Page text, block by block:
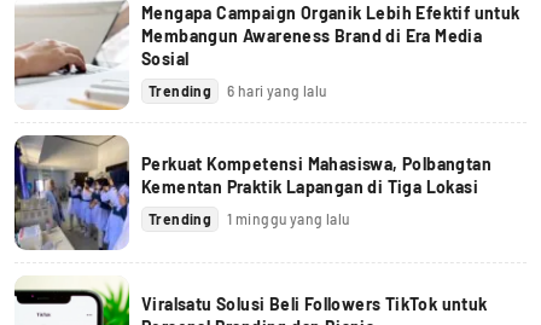
Mengapa Campaign Organik Lebih Efektif untuk
Membangun Awareness Brand di Era Media
Sosial
Trending 6 hari yang lalu
Perkuat Kompetensi Mahasiswa, Polbangtan
Kementan Praktik Lapangan di Tiga Lokasi
Trending 1 minggu yang lalu
Viralsatu Solusi Beli Followers TikTok untuk